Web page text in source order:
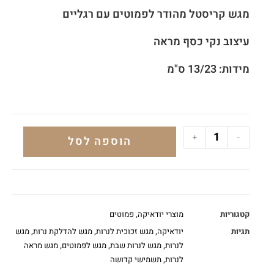
מגש קריסטל מהודר לפמוטים עם רגליים
עיצוב נקי כסף מראה
מידות: 13/23 ס"מ
-
+ הוספה לסל
קטגוריות מוצרי יודאיקה, פמוטים
תגיות
יודאיקה,מגש זכוכית לנרות,מגש להדלקת נרות,מגש
לנרות,מגש לנרות שבת,מגש לפמוטים,מגש מראה
לנרות,תשמישי קדושה